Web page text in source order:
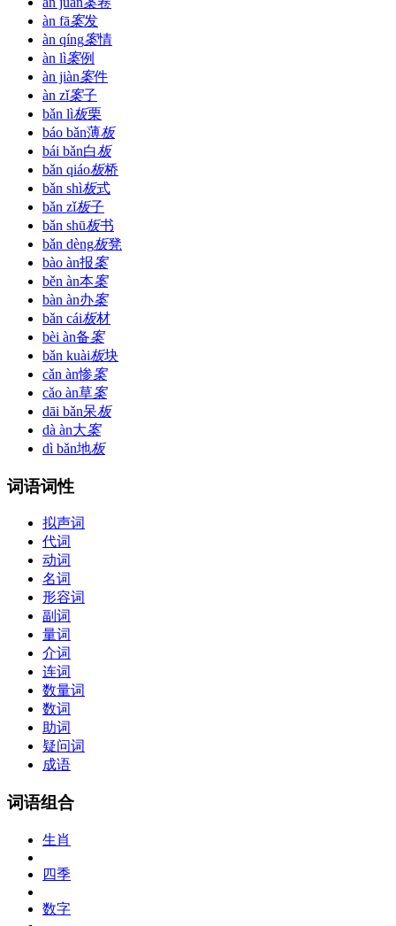
àn fā案发
àn qíng案情
àn lì案例
àn jiàn案件
àn zǐ案子
bǎn lì板栗
báo bǎn薄板
bái bǎn白板
bǎn qiáo板桥
bǎn shì板式
bǎn zǐ板子
bǎn shū板书
bǎn dèng板凳
bào àn报案
běn àn本案
bàn àn办案
bǎn cái板材
bèi àn备案
bǎn kuài板块
cǎn àn惨案
cǎo àn草案
dāi bǎn呆板
dà àn大案
dì bǎn地板
词语词性
拟声词
代词
动词
名词
形容词
副词
量词
介词
连词
数量词
数词
助词
疑问词
成语
词语组合
生肖
四季
数字